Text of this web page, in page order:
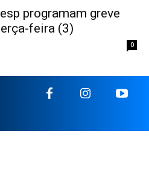
programam greve
feira (3)
0